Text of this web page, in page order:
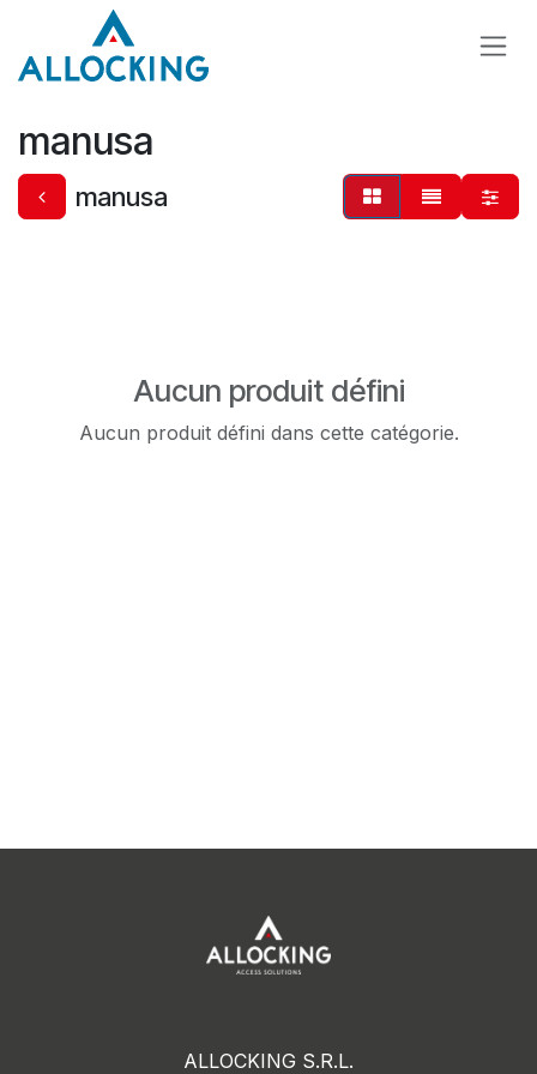
Se rendre au contenu
manusa
manusa
Aucun produit défini
Aucun produit défini dans cette catégorie.
ALLOCKING S.R.L.